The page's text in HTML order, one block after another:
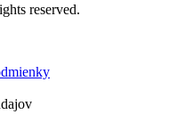
reserved.